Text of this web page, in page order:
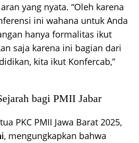
yang nyata. “Oleh karena
ini wahana untuk Anda
hanya formalitas ikut
saja karena ini bagian dari
kita ikut Konfercab,”
bagi PMII Jabar
PKC PMII Jawa Barat 2025,
, mengungkapkan bahwa